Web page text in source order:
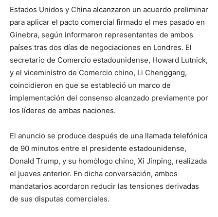
Estados Unidos y China alcanzaron un acuerdo preliminar
para aplicar el pacto comercial firmado el mes pasado en
Ginebra, según informaron representantes de ambos
países tras dos días de negociaciones en Londres. El
secretario de Comercio estadounidense, Howard Lutnick,
y el viceministro de Comercio chino, Li Chenggang,
coincidieron en que se estableció un marco de
implementación del consenso alcanzado previamente por
los líderes de ambas naciones.
El anuncio se produce después de una llamada telefónica
de 90 minutos entre el presidente estadounidense,
Donald Trump, y su homólogo chino, Xi Jinping, realizada
el jueves anterior. En dicha conversación, ambos
mandatarios acordaron reducir las tensiones derivadas
de sus disputas comerciales.